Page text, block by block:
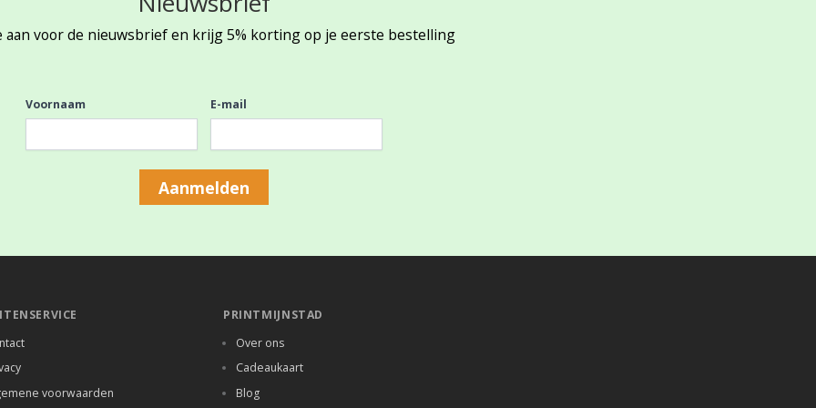
aan voor de nieuwsbrief en krijg 5% korting op je eerste bestelling
Voornaam E-mail
Aanmelden
voorwaarden
PRINTMIJNSTAD
Over ons
Cadeaukaart
Blog